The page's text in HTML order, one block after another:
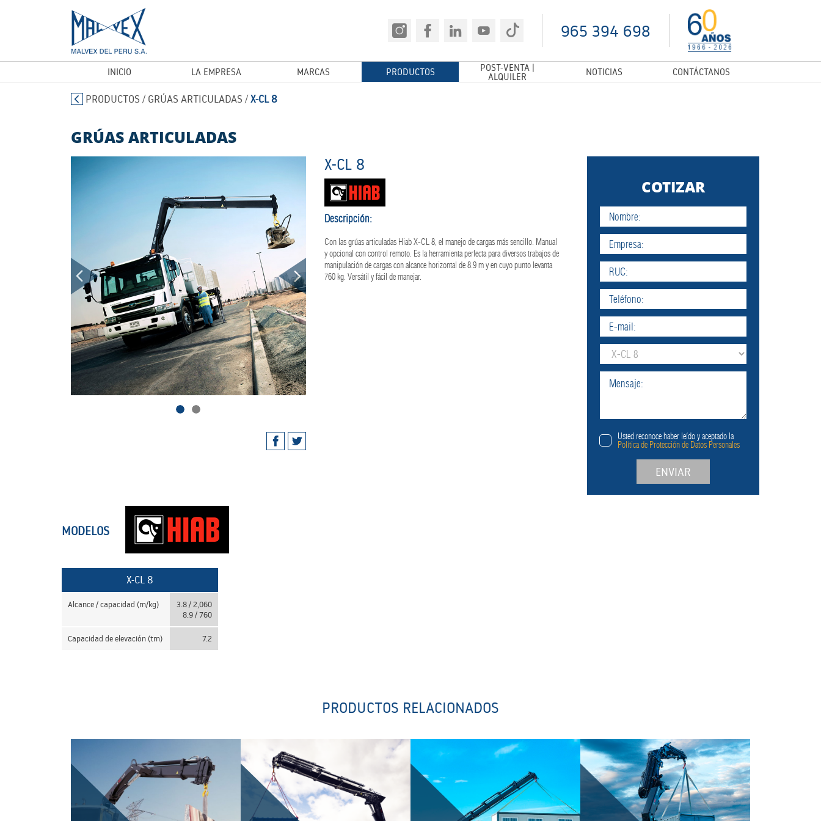
965 394 698
INICIO LA EMPRESA MARCAS PRODUCTOS POST-VENTA |
ALQUILER NOTICIAS CONTÁCTANOS
PRODUCTOS / GRÚAS ARTICULADAS /X-CL 8
GRÚAS ARTICULADAS
X-CL 8
Descripción:
Con las grúas articuladas Hiab X-CL 8, el manejo de cargas más sencillo. Manual
y opcional con control remoto. Es la herramienta perfecta para diversos trabajos de
manipulación de cargas con alcance horizontal de 8.9 m y en cuyo punto levanta
760 kg. Versátil y fácil de manejar.
COTIZAR
Usted reconoce haber leído y aceptado la
Política de Protección de Datos Personales
ENVIAR
MODELOS
X-CL 8
Alcance / capacidad (m/kg)
3.8 / 2,060
8.9 / 760
Capacidad de elevación (tm) 7.2
PRODUCTOS RELACIONADOS